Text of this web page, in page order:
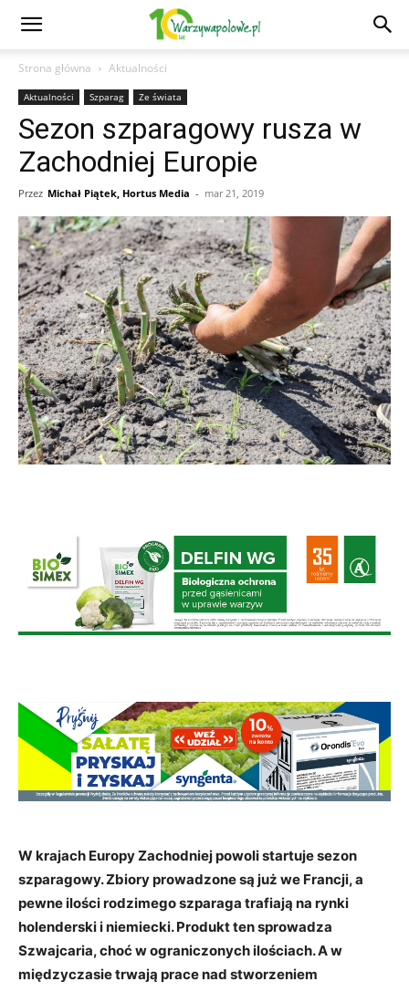
Strona główna Aktualności
Aktualności Szparag Ze świata
Sezon szparagowy rusza w
Zachodniej Europie
Przez Michał Piątek, Hortus Media - mar 21, 2019
W krajach Europy Zachodniej powoli startuje sezon
szparagowy. Zbiory prowadzone są już we Francji, a
pewne ilości rodzimego szparaga trafiają na rynki
holenderski i niemiecki. Produkt ten sprowadza
Szwajcaria, choć w ograniczonych ilościach. A w
międzyczasie trwają prace nad stworzeniem